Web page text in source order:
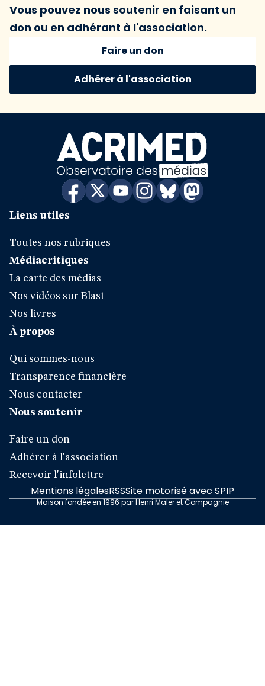
Vous pouvez nous soutenir en faisant un
don ou en adhérant à l'association.
Faire un don
Adhérer à l'association
Liens utiles
Toutes nos rubriques
Médiacritiques
La carte des médias
Nos vidéos sur Blast
Nos livres
À propos
Qui sommes-nous
Transparence financière
Nous contacter
Nous soutenir
Faire un don
Adhérer à l'association
Recevoir l'infolettre
Mentions légalesRSSSite motorisé avec SPIP
Maison fondée en 1996 par Henri Maler et Compagnie